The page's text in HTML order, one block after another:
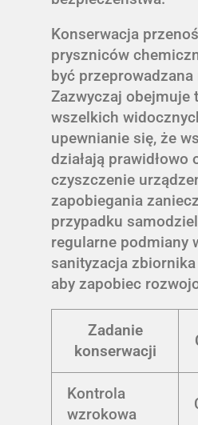
Konserwacja
pryszniców
być
Zazwyczaj obejmuje
wszelkich
upewnianie się, że
działają prawidłowo
czyszczenie
zapobiegania
przypadku
regularne podmiany
sanityzacja
aby zapobiec
Zadanie
konserwacji
Kontrola
wzrokowa